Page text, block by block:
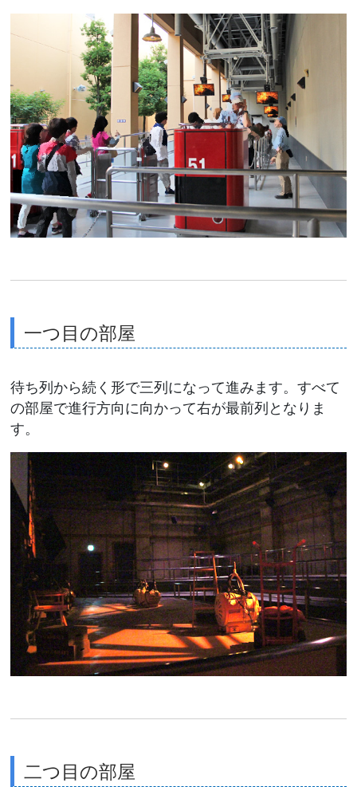
一つ目の部屋
待ち列から続く形で三列になって進みます。すべて
の部屋で進行方向に向かって右が最前列となりま
す。
二つ目の部屋